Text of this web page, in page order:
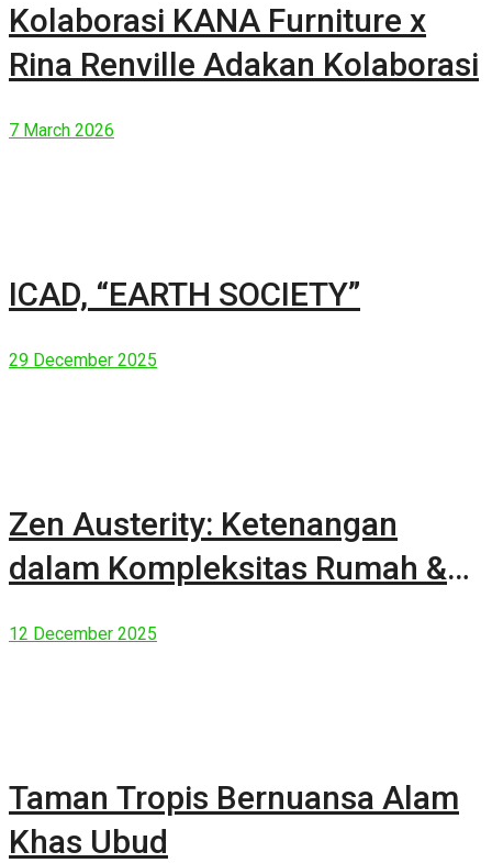
Kolaborasi KANA Furniture x
Rina Renville Adakan Kolaborasi
7 March 2026
ICAD, “EARTH SOCIETY”
29 December 2025
Zen Austerity: Ketenangan
dalam Kompleksitas Rumah &
12 December 2025
Taman Tropis Bernuansa Alam
Khas Ubud